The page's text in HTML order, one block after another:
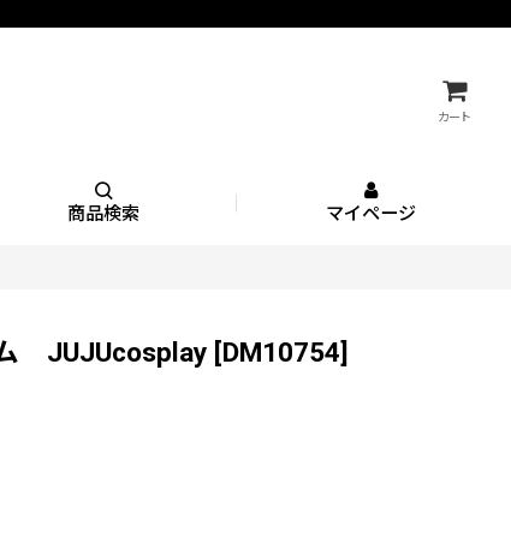
カート
商品検索 マイページ
JUJUcosplay [DM10754]